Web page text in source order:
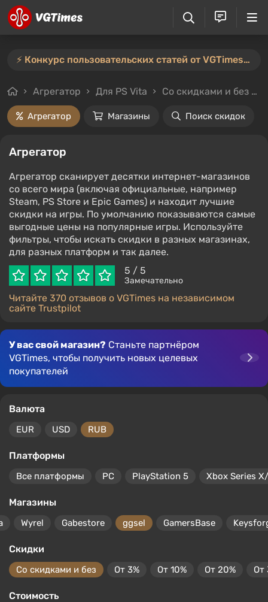
⚡️ Конкурс пользовательских статей от VGTimes продлён — участвуйте тут ⚡️
Агрегатор Для PS Vita Со скидками и без
Агрегатор Магазины Поиск скидок
Агрегатор
Агрегатор сканирует десятки интернет-магазинов
со всего мира (включая официальные, например
Steam, PS Store и Epic Games) и находит лучшие
скидки на игры. По умолчанию показываются самые
выгодные цены на популярные игры. Используйте
фильтры, чтобы искать скидки в разных магазинах,
для разных платформ и так далее.
5 / 5
Замечательно
Читайте 370 отзывов о VGTimes на независимом
сайте Trustpilot
У вас свой магазин? Станьте партнёром
VGTimes, чтобы получить новых целевых
покупателей
Валюта
EUR USD RUB
Платформы
Все платформы PC PlayStation 5 Xbox Series
Магазины
Wyrel Gabestore ggsel GamersBase
Скидки
Со скидками и без От 3% От 10% От 20% От
Стоимость